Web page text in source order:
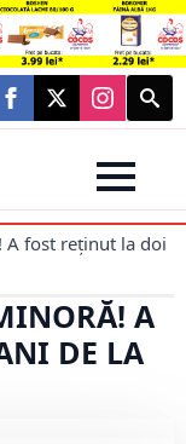
Search
for:
A fost reținut la doi
A
DE LA